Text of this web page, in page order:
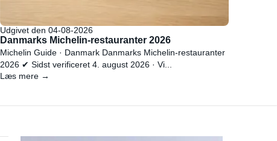
Udgivet den 04-08-2026
Danmarks Michelin-restauranter 2026
Michelin Guide · Danmark Danmarks Michelin-restauranter
2026 ✔ Sidst verificeret 4. august 2026 · Vi...
Læs mere →